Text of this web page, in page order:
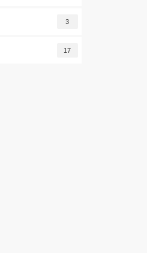
3
17